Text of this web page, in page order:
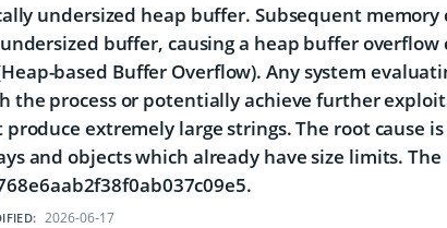
undersized heap buffer. Subsequent
buffer, causing a heap buffer overflow
based Buffer Overflow). Any system
the process or potentially achieve further
extremely large strings. The root cause
and objects which already have size limits.
2026-06-17